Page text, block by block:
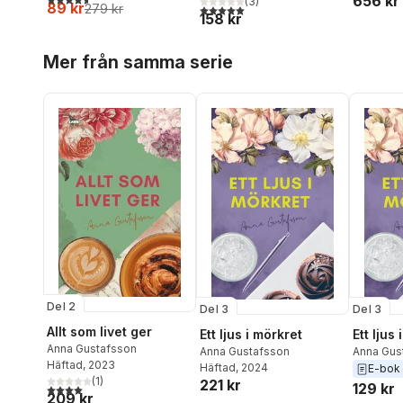
89 kr279 kr
5,0utav 5 stjärnor. Totalt antal röster:
158 kr
Pihlgren,
Hans-
Ärlestig
Mer från samma serie
Del 2
Allt som livet ger
Anna Gustafsson
Häftad, 2023
4,0utav 5 stjärnor. Totalt antal röster:
(1)
209 kr
Del 3
Ett ljus i mörkret
Anna Gustafsson
Häftad, 2024
221 kr
Del 3
Ett ljus
Anna
E-bok
129 kr